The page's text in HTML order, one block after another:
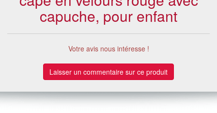
capuche, pour enfant
Votre avis nous intéresse !
Laisser un commentaire sur ce produit